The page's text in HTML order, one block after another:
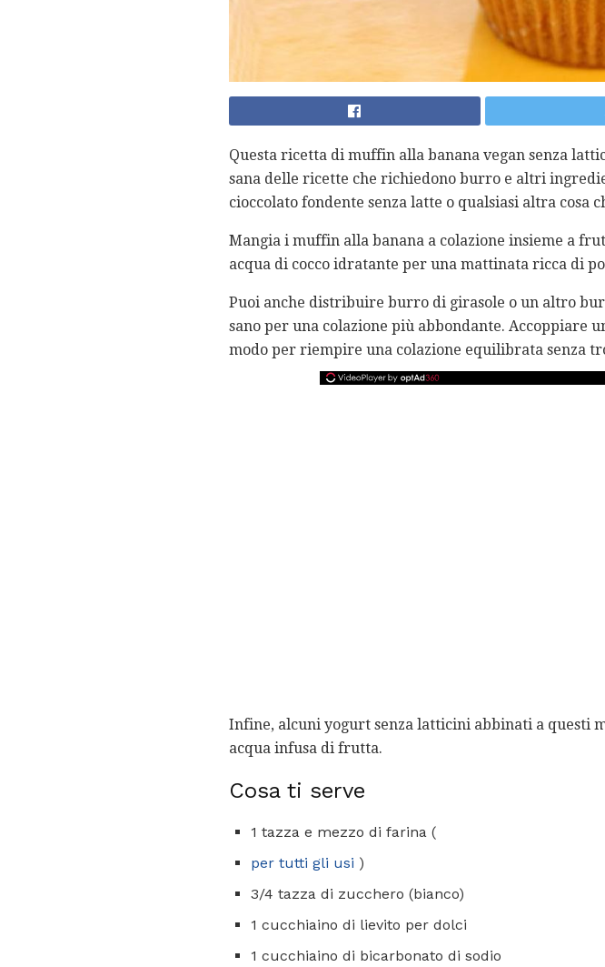
Questa ricetta di muffin alla banana vegan senza
sana delle ricette che richiedono burro e altri
cioccolato fondente senza latte o qualsiasi altra cosa
Mangia i muffin alla banana a colazione insieme a
acqua di cocco idratante per una mattinata ricca di
Puoi anche distribuire burro di girasole o un altro
sano per una colazione più abbondante. Accoppiare
modo per riempire una colazione equilibrata senza
Infine, alcuni yogurt senza latticini abbinati a questi
acqua infusa di frutta.
Cosa ti serve
1 tazza e mezzo di farina (
per tutti gli usi )
3/4 tazza di zucchero (bianco)
1 cucchiaino di lievito per dolci
1 cucchiaino di bicarbonato di sodio